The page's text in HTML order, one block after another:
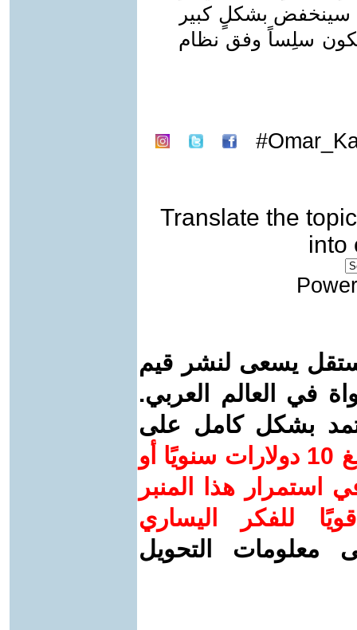
سينخفض بشكلٍ كبير
سلِساً وفق نظام
Translate the topic
into
يسعى لنشر قيم
في العالم العربي.
بشكل كامل على
ساهم/ي معنا! بدعمكم بمبلغ 10 دولارات سنويًا أو
استمرار هذا المنبر
للفكر اليساري
معلومات التحويل